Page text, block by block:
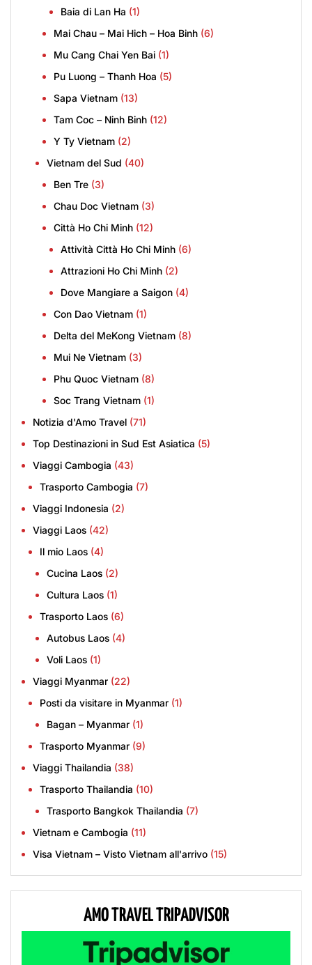
Baia di Lan Ha (1)
Mai Chau – Mai Hich – Hoa Binh (6)
Mu Cang Chai Yen Bai (1)
Pu Luong – Thanh Hoa (5)
Sapa Vietnam (13)
Tam Coc – Ninh Binh (12)
Y Ty Vietnam (2)
Vietnam del Sud (40)
Ben Tre (3)
Chau Doc Vietnam (3)
Città Ho Chi Minh (12)
Attività Città Ho Chi Minh (6)
Attrazioni Ho Chi Minh (2)
Dove Mangiare a Saigon (4)
Con Dao Vietnam (1)
Delta del MeKong Vietnam (8)
Mui Ne Vietnam (3)
Phu Quoc Vietnam (8)
Soc Trang Vietnam (1)
Notizia d'Amo Travel (71)
Top Destinazioni in Sud Est Asiatica (5)
Viaggi Cambogia (43)
Trasporto Cambogia (7)
Viaggi Indonesia (2)
Viaggi Laos (42)
Il mio Laos (4)
Cucina Laos (2)
Cultura Laos (1)
Trasporto Laos (6)
Autobus Laos (4)
Voli Laos (1)
Viaggi Myanmar (22)
Posti da visitare in Myanmar (1)
Bagan – Myanmar (1)
Trasporto Myanmar (9)
Viaggi Thailandia (38)
Trasporto Thailandia (10)
Trasporto Bangkok Thailandia (7)
Vietnam e Cambogia (11)
Visa Vietnam – Visto Vietnam all'arrivo (15)
AMO TRAVEL TRIPADVISOR